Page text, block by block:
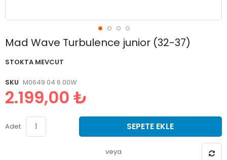
Mad Wave Turbulence junior (32-37)
STOKTA MEVCUT
SKU M0649 04 6 00W
2.199,00 ₺
Adet SEPETE EKLE
veya
Resim
başlangıcına